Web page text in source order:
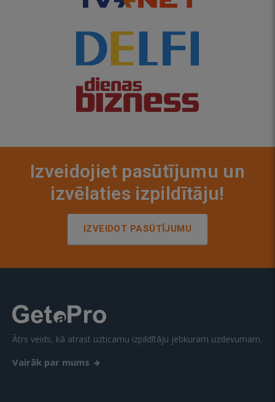
Izveidojiet pasūtījumu un
izvēlaties izpildītāju!
IZVEIDOT PASŪTĪJUMU
Ātrs veids, kā atrast uzticamu izpildītāju jebkuram uzdevumam.
Vairāk par mums